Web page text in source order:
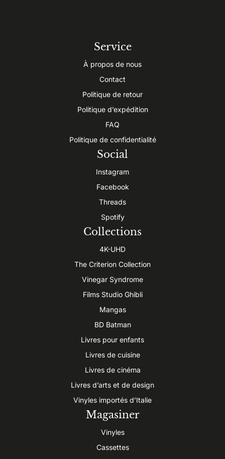
Service
À propos de nous
Contact
Politique de retour
Politique d’expédition
FAQ
Politique de confidentialité
Social
Instagram
Facebook
Threads
Spotify
Collections
4K-UHD
The Criterion Collection
Vinegar Syndrome
Films Studio Ghibli
Mangas
BD Batman
Livres pour enfants
Livres de cuisine
Livres de cinéma
Livres d’arts et de design
Vinyles importés d’Italie
Magasiner
Vinyles
Cassettes